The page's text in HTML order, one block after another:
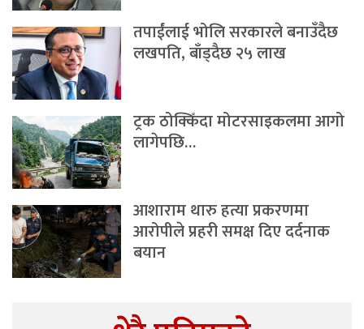
तपाईंलाई भोलि सरकारले बनाउँदैछ
लखपति, बाँड्दैछ २५ लाख
ट्रक ठोक्किँदा मोटरसाइकलमा आगो
लागेपछि…
आशाराम थारु हत्या प्रकरणमा
आरोपीले प्रहरी समक्ष दिए दर्दनाक
बयान